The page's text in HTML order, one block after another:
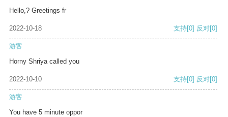
Hello,? Greetings fr
2022-10-18 支持[0] 反对[0]
游客
Horny Shriya called you
2022-10-10 支持[0] 反对[0]
游客
You have 5 minute oppor